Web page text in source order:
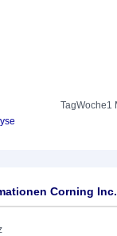
TagWoche1
Corning Inc.